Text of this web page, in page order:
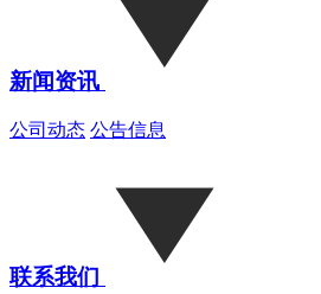
新闻资讯
公司动态 公告信息
联系我们